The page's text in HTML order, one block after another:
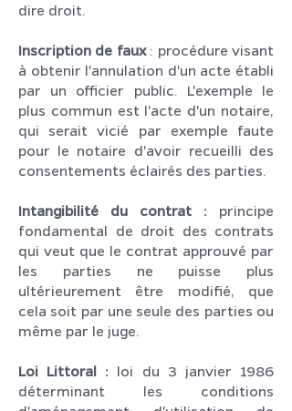
dire droit.
Inscription de faux : procédure visant
à obtenir l'annulation d'un acte établi
par un officier public. L'exemple le
plus commun est l'acte d'un notaire,
qui serait vicié par exemple faute
pour le notaire d'avoir recueilli des
consentements éclairés des parties.
Intangibilité du contrat : principe
fondamental de droit des contrats
qui veut que le contrat approuvé par
les parties ne puisse plus
ultérieurement être modifié, que
cela soit par une seule des parties ou
même par le juge.
Loi Littoral : loi du 3 janvier 1986
déterminant les conditions